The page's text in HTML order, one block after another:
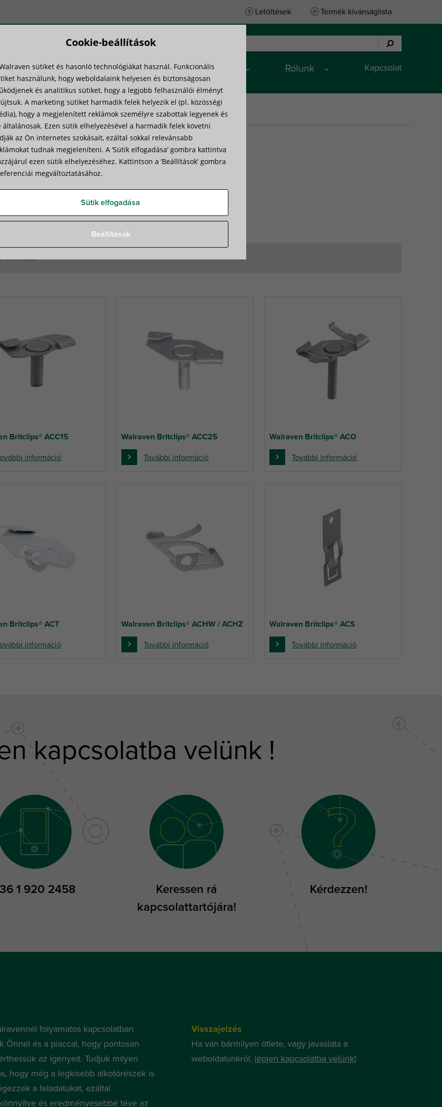
Letöltések Termék kívánságlista
Know-how Szolgáltatások Rólunk Kapcsolat
» Ceiling Grid Clips
Grid Clips
termékek
Britclips® ACC15
információ
Walraven Britclips® ACC25
További információ
Walraven Britclips® ACO
További információ
Britclips® ACT
információ
Walraven Britclips® ACHW / ACHZ
További információ
Walraven Britclips® ACS
További információ
kapcsolatba velünk !
1 920 2458
Keressen rá
kapcsolattartójára!
Kérdezzen!
folyamatos kapcsolatban
Önnel és a piaccal, hogy pontosan
az igényeit. Tudjuk milyen
hogy még a legkisebb alkotórészek is
a feladatukat, ezáltal
és eredményesebbé téve az
Visszajelzés
Ha van bármilyen ötlete, vagy javaslata a
weboldalunkról, lépjen kapcsolatba velünk!
Cookie-beállítások
sütiket és hasonló technológiákat használ. Funkcionális
használunk, hogy weboldalaink helyesen és biztonságosan
és analitikus sütiket, hogy a legjobb felhasználói élményt
A marketing sütiket harmadik felek helyezik el (pl. közösségi
hogy a megjelenített reklámok személyre szabottak legyenek és
általánosak. Ezen sütik elhelyezésével a harmadik felek követni
az Ön internetes szokásait, ezáltal sokkal relevánsabb
tudnak megjeleníteni. A ‘Sütik elfogadása’ gombra kattintva
ezen sütik elhelyezéséhez. Kattintson a ‘Beállítások’ gombra
megváltoztatásához.
Sütik elfogadása
Beállítások